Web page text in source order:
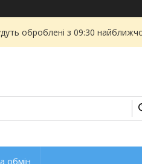
оброблені з 09:30
обмін